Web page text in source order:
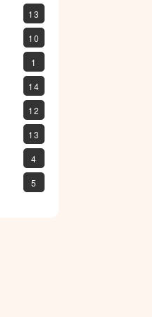
13
10
1
14
12
13
4
5